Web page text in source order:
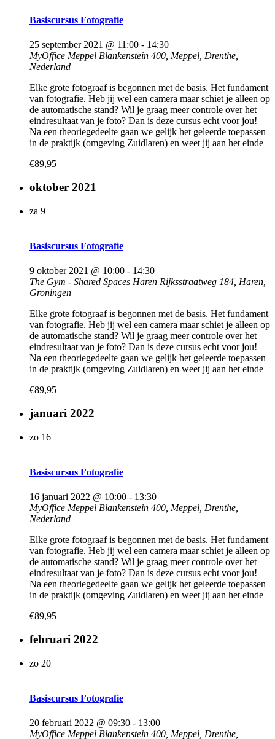
Basiscursus Fotografie
25 september 2021 @ 11:00 - 14:30
MyOffice Meppel Blankenstein 400, Meppel, Drenthe,
Nederland
Elke grote fotograaf is begonnen met de basis. Het fundament
van fotografie. Heb jij wel een camera maar schiet je alleen op
de automatische stand? Wil je graag meer controle over het
eindresultaat van je foto? Dan is deze cursus echt voor jou!
Na een theoriegedeelte gaan we gelijk het geleerde toepassen
in de praktijk (omgeving Zuidlaren) en weet jij aan het einde
€89,95
oktober 2021
za 9
Basiscursus Fotografie
9 oktober 2021 @ 10:00 - 14:30
The Gym - Shared Spaces Haren Rijksstraatweg 184, Haren,
Groningen
Elke grote fotograaf is begonnen met de basis. Het fundament
van fotografie. Heb jij wel een camera maar schiet je alleen op
de automatische stand? Wil je graag meer controle over het
eindresultaat van je foto? Dan is deze cursus echt voor jou!
Na een theoriegedeelte gaan we gelijk het geleerde toepassen
in de praktijk (omgeving Zuidlaren) en weet jij aan het einde
€89,95
januari 2022
zo 16
Basiscursus Fotografie
16 januari 2022 @ 10:00 - 13:30
MyOffice Meppel Blankenstein 400, Meppel, Drenthe,
Nederland
Elke grote fotograaf is begonnen met de basis. Het fundament
van fotografie. Heb jij wel een camera maar schiet je alleen op
de automatische stand? Wil je graag meer controle over het
eindresultaat van je foto? Dan is deze cursus echt voor jou!
Na een theoriegedeelte gaan we gelijk het geleerde toepassen
in de praktijk (omgeving Zuidlaren) en weet jij aan het einde
€89,95
februari 2022
zo 20
Basiscursus Fotografie
20 februari 2022 @ 09:30 - 13:00
MyOffice Meppel Blankenstein 400, Meppel, Drenthe,